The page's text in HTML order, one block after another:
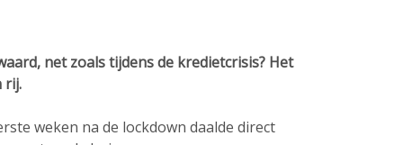
net zoals tijdens de kredietcrisis? Het
rij.
weken na de lockdown daalde direct